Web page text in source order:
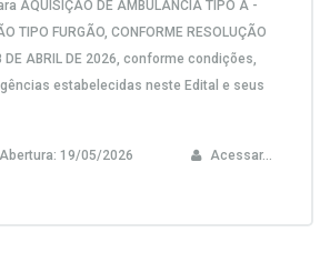
AQUISIÇÃO DE AMBULÂNCIA TIPO A -
TIPO FURGÃO, CONFORME RESOLUÇÃO
DE ABRIL DE 2026, conforme condições,
estabelecidas neste Edital e seus
19/05/2026 Acessar...